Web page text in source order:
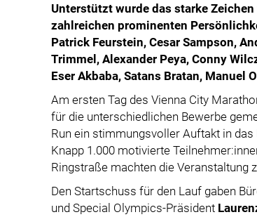
Unterstützt wurde das starke
zahlreichen prominenten
Patrick Feurstein, Cesar Sampson,
Trimmel, Alexander Peya, Conny
Eser Akbaba, Satans Bratan, Manuel
Am ersten Tag des Vienna City
für die unterschiedlichen Bewerbe
Run ein stimmungsvoller Auftakt in
Knapp 1.000 motivierte
Ringstraße machten die Veranstaltung
Den Startschuss für den Lauf gaben
und Special Olympics-Präsident